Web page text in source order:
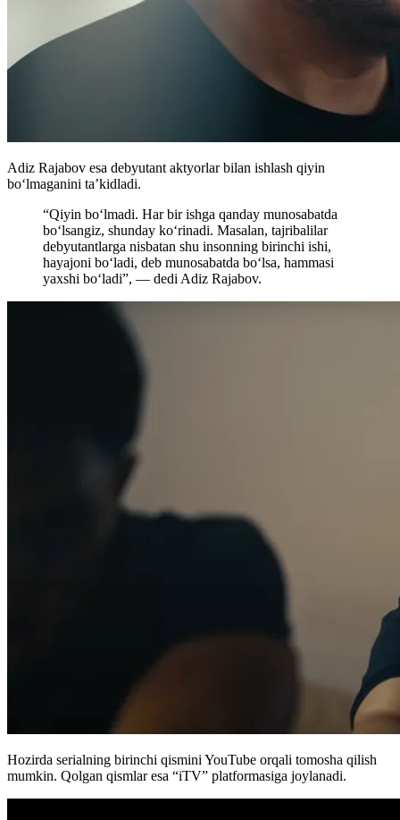
Adiz Rajabov esa debyutant aktyorlar bilan ishlash qiyin
boʻlmaganini ta’kidladi.
“Qiyin boʻlmadi. Har bir ishga qanday munosabatda
boʻlsangiz, shunday koʻrinadi. Masalan, tajribalilar
debyutantlarga nisbatan shu insonning birinchi ishi,
hayajoni boʻladi, deb munosabatda boʻlsa, hammasi
yaxshi boʻladi”, — dedi Adiz Rajabov.
Hozirda serialning birinchi qismini YouTube orqali tomosha qilish
mumkin. Qolgan qismlar esa “iTV” platformasiga joylanadi.